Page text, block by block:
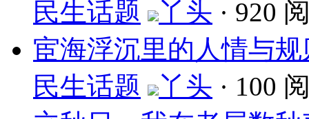
民生话题
丫头 · 920
宦海浮沉里的人情与规
民生话题
丫头 · 100